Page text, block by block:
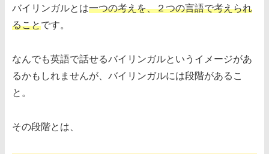
バイリンガルとは一つの考えを、２つの言語で考えられ
ることです。
なんでも英語で話せるバイリンガルというイメージがあ
るかもしれませんが、バイリンガルには段階があるこ
と。
その段階とは、